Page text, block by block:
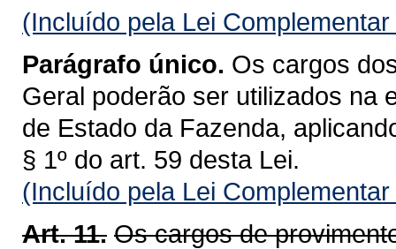
(Incluído pela Lei
Parágrafo único. Os cargos
Geral poderão ser utilizados na
de Estado da Fazenda,
§ 1º do art. 59 desta Lei.
(Incluído pela Lei
Art. 11. Os cargos de